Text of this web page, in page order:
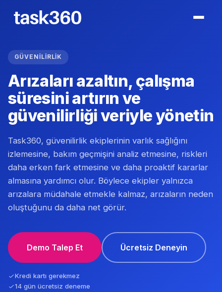
GÜVENILIRLIK
Arızaları azaltın, çalışma
süresini artırın ve
güvenilirliği veriyle yönetin
Task360, güvenilirlik ekiplerinin varlık sağlığını
izlemesine, bakım geçmişini analiz etmesine, riskleri
daha erken fark etmesine ve daha proaktif kararlar
almasına yardımcı olur. Böylece ekipler yalnızca
arızalara müdahale etmekle kalmaz, arızaların neden
oluştuğunu da daha net görür.
Demo Talep Et Ücretsiz Deneyin
Kredi kartı gerekmez
14 gün ücretsiz deneme